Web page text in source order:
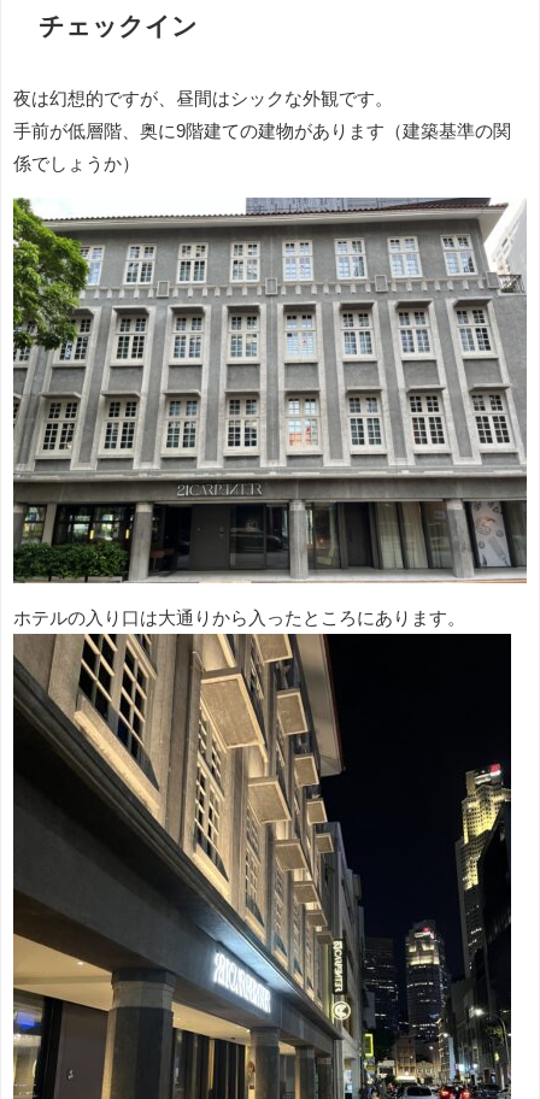
チェックイン
夜は幻想的ですが、昼間はシックな外観です。
手前が低層階、奥に9階建ての建物があります（建築基準の関
係でしょうか）
ホテルの入り口は大通りから入ったところにあります。